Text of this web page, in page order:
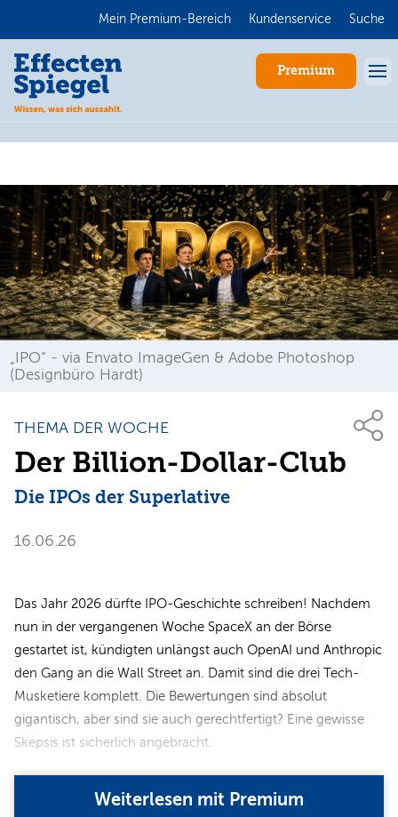
Mein Premium-Bereich Kundenservice Suche
Premium
„IPO“ - via Envato ImageGen & Adobe Photoshop
(Designbüro Hardt)
THEMA DER WOCHE
Der Billion-Dollar-Club
Die IPOs der Superlative
16.06.26
Das Jahr 2026 dürfte IPO-Geschichte schreiben! Nachdem
nun in der vergangenen Woche SpaceX an der Börse
gestartet ist, kündigten unlängst auch OpenAI und Anthropic
den Gang an die Wall Street an. Damit sind die drei Tech-
Musketiere komplett. Die Bewertungen sind absolut
gigantisch, aber sind sie auch gerechtfertigt? Eine gewisse
Skepsis ist sicherlich angebracht.
Weiterlesen mit Premium
Anmelden